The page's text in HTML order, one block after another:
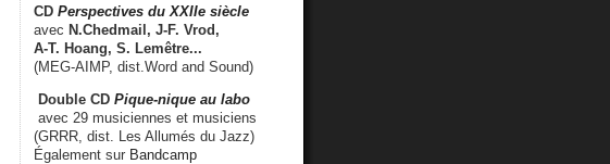
CD Perspectives du XXIIe siècle
avec N.Chedmail, J-F. Vrod,
A-T. Hoang, S. Lemêtre...
(MEG-AIMP, dist.Word and Sound)
Double CD Pique-nique au labo
avec 29 musiciennes et musiciens
(GRRR, dist. Les Allumés du Jazz)
Également sur Bandcamp